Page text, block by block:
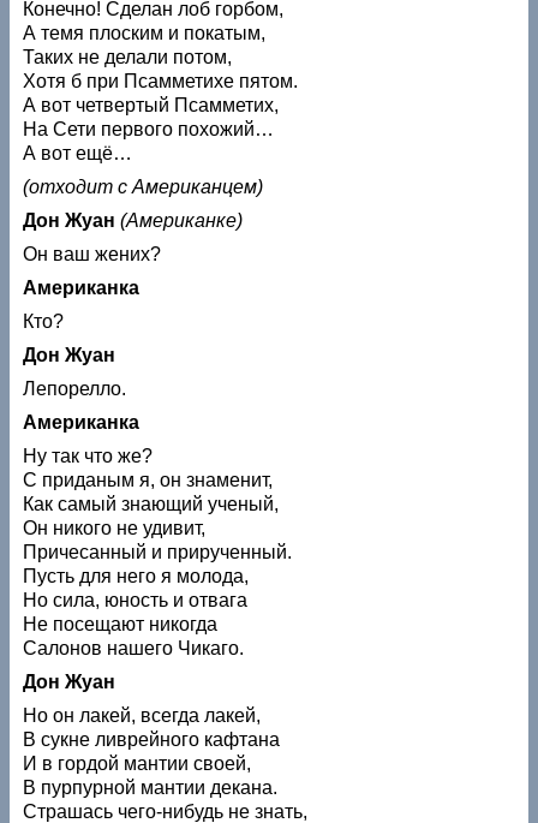
Конечно! Сделан лоб горбом,
А темя плоским и покатым,
Таких не делали потом,
Хотя б при Псамметихе пятом.
А вот четвертый Псамметих,
На Сети первого похожий…
А вот ещё…
(отходит с Американцем)
Дон Жуан (Американке)
Он ваш жених?
Американка
Кто?
Дон Жуан
Лепорелло.
Американка
Ну так что же?
С приданым я, он знаменит,
Как самый знающий ученый,
Он никого не удивит,
Причесанный и прирученный.
Пусть для него я молода,
Но сила, юность и отвага
Не посещают никогда
Салонов нашего Чикаго.
Дон Жуан
Но он лакей, всегда лакей,
В сукне ливрейного кафтана
И в гордой мантии своей,
В пурпурной мантии декана.
Страшась чего-нибудь не знать,